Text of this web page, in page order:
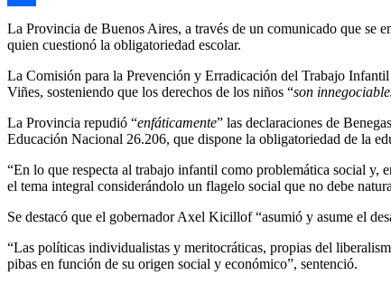
Compartir
La Provincia de Buenos Aires, a través de un comunicado que se
quien cuestionó la obligatoriedad escolar.
La Comisión para la Prevención y Erradicación del Trabajo
Viñes, sosteniendo que los derechos de los niños “son
La Provincia repudió “enfáticamente” las declaraciones de
Educación Nacional 26.206, que dispone la obligatoriedad de la
“En lo que respecta al trabajo infantil como problemática social y,
el tema integral considerándolo un flagelo social que no debe
Se destacó que el gobernador Axel Kicillof “asumió y asume el
“Las políticas individualistas y meritocráticas, propias del
pibas en función de su origen social y económico”, sentenció.